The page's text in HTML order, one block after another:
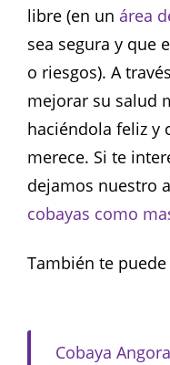
libre (en un área
sea segura y que
o riesgos). A
mejorar su salud
haciéndola feliz y
merece. Si te
dejamos nuestro
cobayas como
También te
Cobaya